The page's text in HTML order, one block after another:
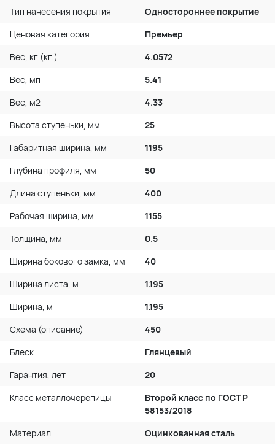
Тип нанесения покрытия
Одностороннее покрытие
Ценовая категория
Премьер
Вес, кг (кг.)
4.0572
Вес, мп
5.41
Вес, м2
4.33
Высота ступеньки, мм
25
Габаритная ширина, мм
1195
Глубина профиля, мм
50
Длина ступеньки, мм
400
Рабочая ширина, мм
1155
Толщина, мм
0.5
Ширина бокового замка, мм
40
Ширина листа, м
1.195
Ширина, м
1.195
Схема (описание)
450
Блеск
Глянцевый
Гарантия, лет
20
Класс металлочерепицы
Второй класс по ГОСТ P
58153/2018
Материал
Оцинкованная сталь